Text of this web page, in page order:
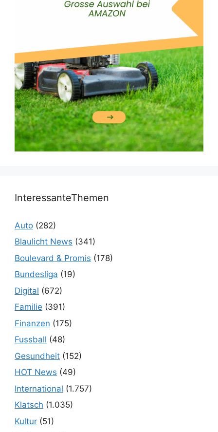
InteressanteThemen
Auto (282)
Blaulicht News (341)
Boulevard & Promis (178)
Bundesliga (19)
Digital (672)
Familie (391)
Finanzen (175)
Fussball (48)
Gesundheit (152)
HOT News (49)
International (1.757)
Klatsch (1.035)
Kultur (51)